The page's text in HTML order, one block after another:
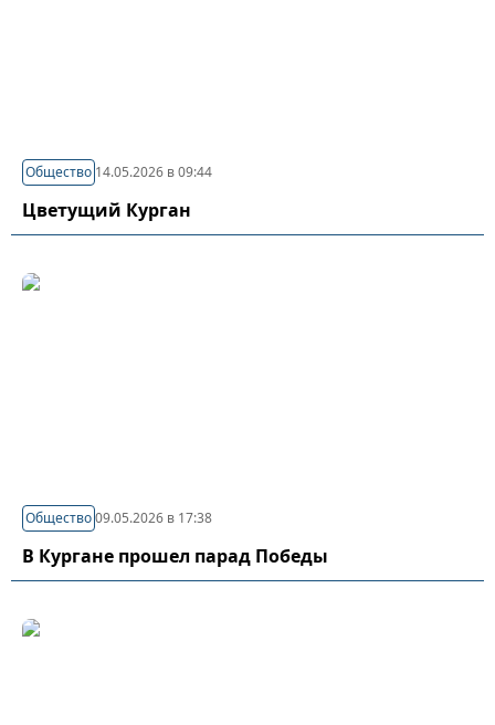
Общество 14.05.2026 в 09:44
Цветущий Курган
Общество09.05.2026 в 17:38
В Кургане прошел парад Победы